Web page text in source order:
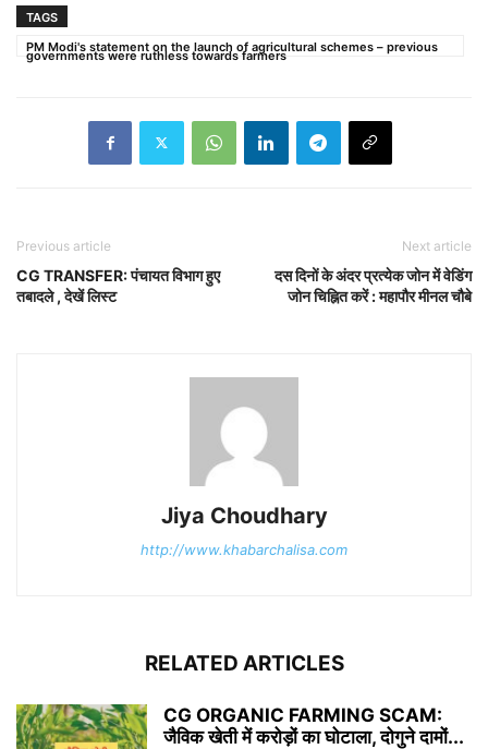
TAGS
PM Modi's statement on the launch of agricultural schemes – previous
governments were ruthless towards farmers
Previous article
CG TRANSFER: पंचायत विभाग हुए
तबादले , देखें लिस्ट
Next article
दस दिनों के अंदर प्रत्येक जोन में वेडिंग
जोन चिह्नित करें : महापौर मीनल चौबे
Jiya Choudhary
http://www.khabarchalisa.com
RELATED ARTICLES
CG ORGANIC FARMING SCAM:
जैविक खेती में करोड़ों का घोटाला, दोगुने दामों...